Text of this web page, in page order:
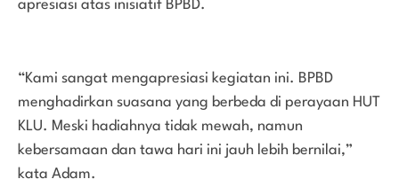
apresiasi atas inisiatif BPBD.
“Kami sangat mengapresiasi kegiatan ini. BPBD
menghadirkan suasana yang berbeda di perayaan HUT
KLU. Meski hadiahnya tidak mewah, namun
kebersamaan dan tawa hari ini jauh lebih bernilai,”
kata Adam.